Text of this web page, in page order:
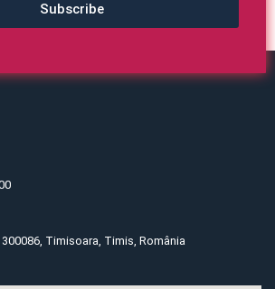
Subscribe
300086, Timisoara, Timis, România